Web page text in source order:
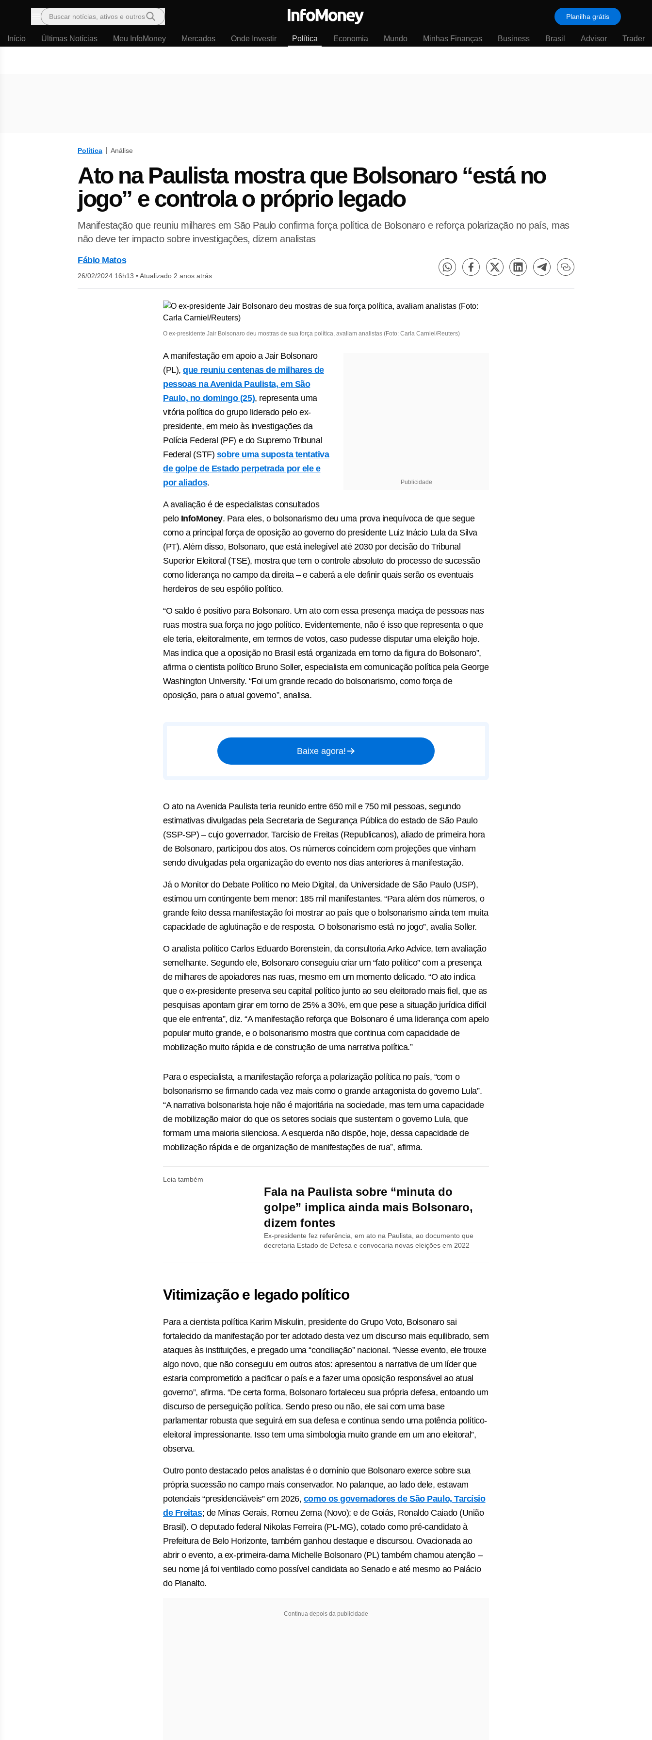
Menu
Buscar notícias, ativos e outros Planilha grátis
Início Últimas Notícias Meu InfoMoney Mercados Onde Investir Política Economia Mundo Minhas Finanças Business Brasil Advisor Trader
Política Análise
Ato na Paulista mostra que Bolsonaro “está no
jogo” e controla o próprio legado
Manifestação que reuniu milhares em São Paulo confirma força política de Bolsonaro e reforça polarização no país, mas
não deve ter impacto sobre investigações, dizem analistas
Fábio Matos
26/02/2024 16h13 •Atualizado 2 anos atrás
O ex-presidente Jair Bolsonaro deu mostras de sua força política, avaliam analistas (Foto: Carla Carniel/Reuters)
Publicidade
A manifestação em apoio a Jair Bolsonaro
(PL),que reuniu centenas de milhares de
pessoas na Avenida Paulista, em São
Paulo, no domingo (25), representa uma
vitória política do grupo liderado pelo ex-
presidente, em meio às investigações da
Polícia Federal (PF) e do Supremo Tribunal
Federal (STF) sobre uma suposta tentativa
de golpe de Estado perpetrada por ele e
por aliados.
A avaliação é de especialistas consultados
pelo InfoMoney. Para eles, o bolsonarismo deu uma prova inequívoca de que segue
como a principal força de oposição ao governo do presidente Luiz Inácio Lula da Silva
(PT). Além disso, Bolsonaro, que está inelegível até 2030 por decisão do Tribunal
Superior Eleitoral (TSE), mostra que tem o controle absoluto do processo de sucessão
como liderança no campo da direita – e caberá a ele definir quais serão os eventuais
herdeiros de seu espólio político.
“O saldo é positivo para Bolsonaro. Um ato com essa presença maciça de pessoas nas
ruas mostra sua força no jogo político. Evidentemente, não é isso que representa o que
ele teria, eleitoralmente, em termos de votos, caso pudesse disputar uma eleição hoje.
Mas indica que a oposição no Brasil está organizada em torno da figura do Bolsonaro”,
afirma o cientista político Bruno Soller, especialista em comunicação política pela George
Washington University. “Foi um grande recado do bolsonarismo, como força de
oposição, para o atual governo”, analisa.
Baixe agora!
O ato na Avenida Paulista teria reunido entre 650 mil e 750 mil pessoas, segundo
estimativas divulgadas pela Secretaria de Segurança Pública do estado de São Paulo
(SSP-SP) – cujo governador, Tarcísio de Freitas (Republicanos), aliado de primeira hora
de Bolsonaro, participou dos atos. Os números coincidem com projeções que vinham
sendo divulgadas pela organização do evento nos dias anteriores à manifestação.
Já o Monitor do Debate Político no Meio Digital, da Universidade de São Paulo (USP),
estimou um contingente bem menor: 185 mil manifestantes. “Para além dos números, o
grande feito dessa manifestação foi mostrar ao país que o bolsonarismo ainda tem muita
capacidade de aglutinação e de resposta. O bolsonarismo está no jogo”, avalia Soller.
O analista político Carlos Eduardo Borenstein, da consultoria Arko Advice, tem avaliação
semelhante. Segundo ele, Bolsonaro conseguiu criar um “fato político” com a presença
de milhares de apoiadores nas ruas, mesmo em um momento delicado. “O ato indica
que o ex-presidente preserva seu capital político junto ao seu eleitorado mais fiel, que as
pesquisas apontam girar em torno de 25% a 30%, em que pese a situação jurídica difícil
que ele enfrenta”, diz. “A manifestação reforça que Bolsonaro é uma liderança com apelo
popular muito grande, e o bolsonarismo mostra que continua com capacidade de
mobilização muito rápida e de construção de uma narrativa política.”
Para o especialista, a manifestação reforça a polarização política no país, “com o
bolsonarismo se firmando cada vez mais como o grande antagonista do governo Lula”.
“A narrativa bolsonarista hoje não é majoritária na sociedade, mas tem uma capacidade
de mobilização maior do que os setores sociais que sustentam o governo Lula, que
formam uma maioria silenciosa. A esquerda não dispõe, hoje, dessa capacidade de
mobilização rápida e de organização de manifestações de rua”, afirma.
Leia também
Fala na Paulista sobre “minuta do
golpe” implica ainda mais Bolsonaro,
dizem fontes
Ex-presidente fez referência, em ato na Paulista, ao documento que
decretaria Estado de Defesa e convocaria novas eleições em 2022
Vitimização e legado político
Para a cientista política Karim Miskulin, presidente do Grupo Voto, Bolsonaro sai
fortalecido da manifestação por ter adotado desta vez um discurso mais equilibrado, sem
ataques às instituições, e pregado uma “conciliação” nacional. “Nesse evento, ele trouxe
algo novo, que não conseguiu em outros atos: apresentou a narrativa de um líder que
estaria comprometido a pacificar o país e a fazer uma oposição responsável ao atual
governo”, afirma. “De certa forma, Bolsonaro fortaleceu sua própria defesa, entoando um
discurso de perseguição política. Sendo preso ou não, ele sai com uma base
parlamentar robusta que seguirá em sua defesa e continua sendo uma potência político-
eleitoral impressionante. Isso tem uma simbologia muito grande em um ano eleitoral”,
observa.
Outro ponto destacado pelos analistas é o domínio que Bolsonaro exerce sobre sua
própria sucessão no campo mais conservador. No palanque, ao lado dele, estavam
potenciais “presidenciáveis” em 2026, como os governadores de São Paulo, Tarcísio
de Freitas; de Minas Gerais, Romeu Zema (Novo); e de Goiás, Ronaldo Caiado (União
Brasil). O deputado federal Nikolas Ferreira (PL-MG), cotado como pré-candidato à
Prefeitura de Belo Horizonte, também ganhou destaque e discursou. Ovacionada ao
abrir o evento, a ex-primeira-dama Michelle Bolsonaro (PL) também chamou atenção –
seu nome já foi ventilado como possível candidata ao Senado e até mesmo ao Palácio
do Planalto.
Continua depois da publicidade